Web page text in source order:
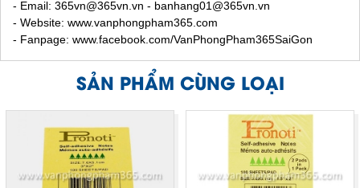
- Email: 365vn@365vn.vn - banhang01@365vn.vn
- Website: www.vanphongpham365.com
- Fanpage: www.facebook.com/VanPhongPham365SaiGon
SẢN PHẨM CÙNG LOẠI